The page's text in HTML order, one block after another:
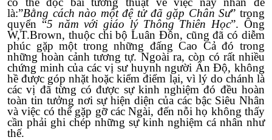
là:”Bằng cách nào một đệ tử đã gặp Chân Sư” trong
quyển “5 năm với giáo lý Thông Thiên Học”. Ông
W,T.Brown, thuộc chi bộ Luân Đôn, cũng đã có diễm
phúc gặp một trong những đấng Cao Cả đó trong
những hoàn cảnh tương tự. Ngoài ra, còn có rất nhiều
chứng minh của các vị sư huynh người Ấn Độ, không
hề được góp nhặt hoặc kiểm điểm lại, vì lý do chánh là
các vị đã từng có được sự kinh nghiệm đó đều hoàn
toàn tin tưởng nơi sự hiện diện của các bậc Siêu Nhân
và việc có thể gặp gỡ các Ngài, đến nỗi họ không thấy
cần phải ghi chép những sự kinh nghiệm cá nhân như
thế.